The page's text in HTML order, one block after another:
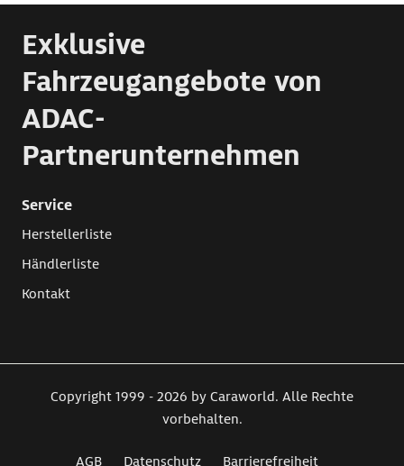
Exklusive
Fahrzeugangebote von
ADAC-
Partnerunternehmen
Service
Herstellerliste
Händlerliste
Kontakt
Copyright 1999 - 2026 by Caraworld. Alle Rechte
vorbehalten.
AGB Datenschutz Barrierefreiheit